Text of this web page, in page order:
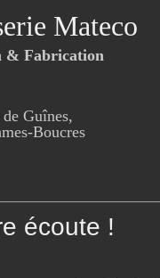
Mateco
& Fabrication
Guînes,
Boucres
écoute !